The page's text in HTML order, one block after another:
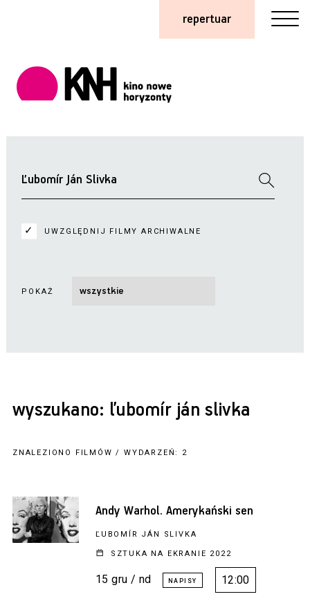
repertuar
UWZGLĘDNIJ FILMY ARCHIWALNE
POKAŻ
wyszukano: ľubomír ján slivka
ZNALEZIONO FILMÓW / WYDARZEŃ: 2
Andy Warhol. Amerykański sen
ĽUBOMÍR JÁN SLIVKA
SZTUKA NA EKRANIE 2022
15 gru / nd 12:00